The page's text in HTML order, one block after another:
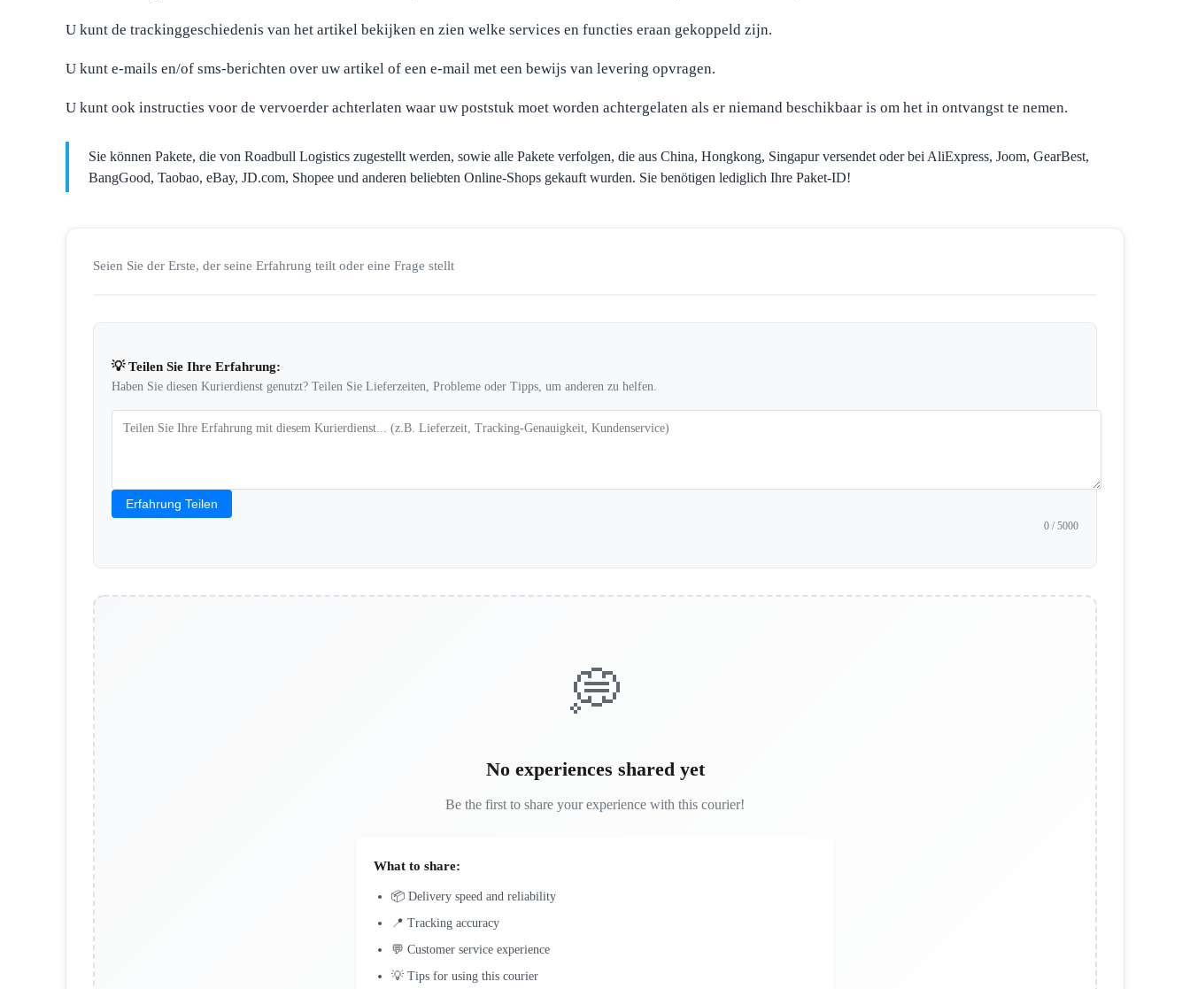
U kunt de trackinggeschiedenis van het artikel bekijken en zien welke services en functies eraan gekoppeld zijn.
U kunt e-mails en/of sms-berichten over uw artikel of een e-mail met een bewijs van levering opvragen.
U kunt ook instructies voor de vervoerder achterlaten waar uw poststuk moet worden achtergelaten als er niemand beschikbaar is om het in ontvangst te nemen.
Sie können Pakete, die von Roadbull Logistics zugestellt werden, sowie alle Pakete verfolgen, die aus China, Hongkong, Singapur versendet oder bei AliExpress, Joom, GearBest,
BangGood, Taobao, eBay, JD.com, Shopee und anderen beliebten Online-Shops gekauft wurden. Sie benötigen lediglich Ihre Paket-ID!
Seien Sie der Erste, der seine Erfahrung teilt oder eine Frage stellt
💡 Teilen Sie Ihre Erfahrung:
Haben Sie diesen Kurierdienst genutzt? Teilen Sie Lieferzeiten, Probleme oder Tipps, um anderen zu helfen.
Erfahrung Teilen
0/ 5000
💭
No experiences shared yet
Be the first to share your experience with this courier!
What to share:
📦 Delivery speed and reliability
📍 Tracking accuracy
💬 Customer service experience
💡 Tips for using this courier